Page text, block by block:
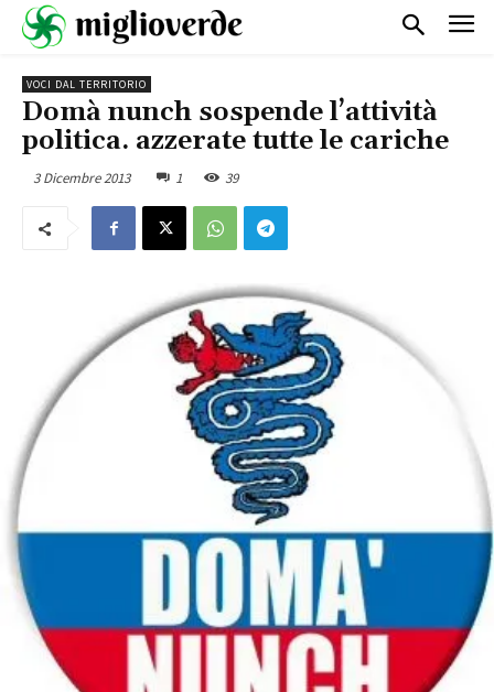
VOCI DAL TERRITORIO
Domà nunch sospende l’attività
politica. azzerate tutte le cariche
3 Dicembre 2013 1 39